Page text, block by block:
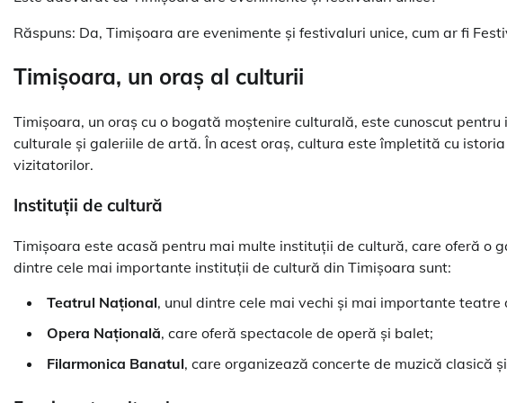
Răspuns: Da, Timișoara are evenimente și festivaluri unice, cum ar fi
Timișoara, un oraș al culturii
Timișoara, un oraș cu o bogată moștenire culturală, este cunoscut
culturale și galeriile de artă. În acest oraș, cultura este împletită cu
vizitatorilor.
Instituții de cultură
Timișoara este acasă pentru mai multe instituții de cultură, care oferă o
dintre cele mai importante instituții de cultură din Timișoara sunt:
Teatrul Național, unul dintre cele mai vechi și mai importante teatre
Opera Națională, care oferă spectacole de operă și balet;
Filarmonica Banatul, care organizează concerte de muzică clasică